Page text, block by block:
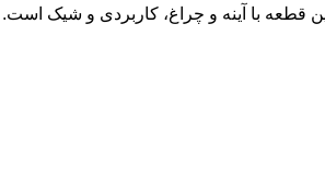
قطعه با آینه و چراغ، کاربردی و شیک است.